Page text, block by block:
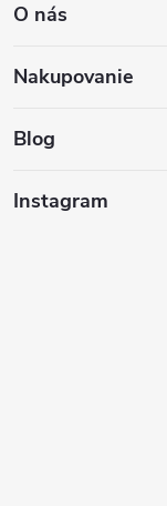
p
ä
O nás
Nakupovanie
Blog
Instagram